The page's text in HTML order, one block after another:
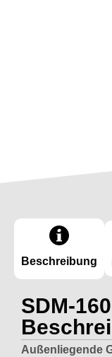
Beschreibung
SDM-
Außenliegende